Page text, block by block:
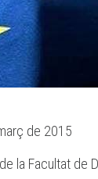
de 2015
la Facultat de